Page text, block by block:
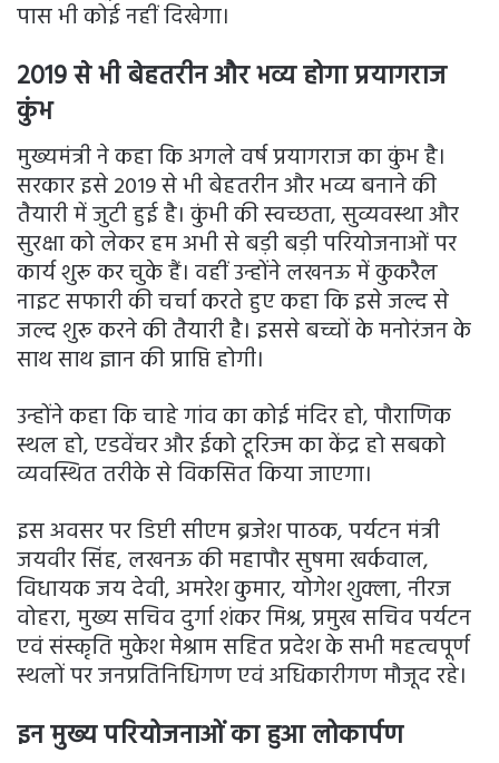
पास भी कोई नहीं दिखेगा।
2019 से भी बेहतरीन और भव्य होगा प्रयागराज
कुंभ
मुख्यमंत्री ने कहा कि अगले वर्ष प्रयागराज का कुंभ है।
सरकार इसे 2019 से भी बेहतरीन और भव्य बनाने की
तैयारी में जुटी हुई है। कुंभी की स्वच्छता, सुव्यवस्था और
सुरक्षा को लेकर हम अभी से बड़ी बड़ी परियोजनाओं पर
कार्य शुरू कर चुके हैं। वहीं उन्होंने लखनऊ में कुकरैल
नाइट सफारी की चर्चा करते हुए कहा कि इसे जल्द से
जल्द शुरू करने की तैयारी है। इससे बच्चों के मनोरंजन के
साथ साथ ज्ञान की प्राप्ति होगी।
उन्होंने कहा कि चाहे गांव का कोई मंदिर हो, पौराणिक
स्थल हो, एडवेंचर और ईको टूरिज्म का केंद्र हो सबको
व्यवस्थित तरीके से विकसित किया जाएगा।
इस अवसर पर डिप्टी सीएम ब्रजेश पाठक, पर्यटन मंत्री
जयवीर सिंह, लखनऊ की महापौर सुषमा खर्कवाल,
विधायक जय देवी, अमरेश कुमार, योगेश शुक्ला, नीरज
वोहरा, मुख्य सचिव दुर्गा शंकर मिश्र, प्रमुख सचिव पर्यटन
एवं संस्कृति मुकेश मेश्राम सहित प्रदेश के सभी महत्वपूर्ण
स्थलों पर जनप्रतिनिधिगण एवं अधिकारीगण मौजूद रहे।
इन मुख्य परियोजनाओं का हुआ लोकार्पण